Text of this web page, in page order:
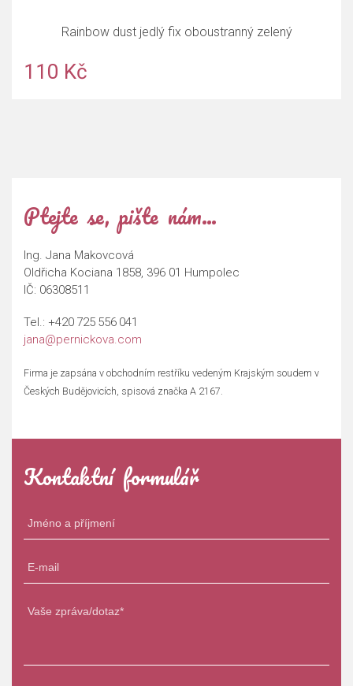
Rainbow dust jedlý fix oboustranný zelený
110 Kč
Ptejte se, pište nám…
Ing. Jana Makovcová
Oldřicha Kociana 1858, 396 01 Humpolec
IČ: 06308511
Tel.: +420 725 556 041
jana@pernickova.com
Firma je zapsána v obchodním restříku vedeným Krajským soudem v
Českých Budějovicích, spisová značka A 2167.
Kontaktní formulář